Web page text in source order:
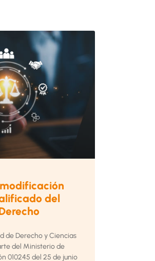
del
de Derecho y Ciencias
del Ministerio de
010245 del 25 de junio